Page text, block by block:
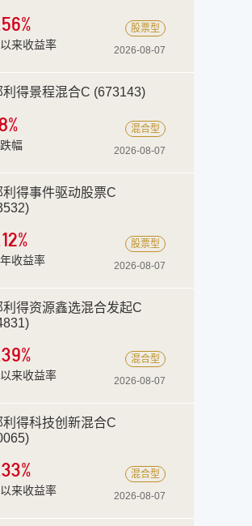
%
来收益率
股票型
2026-08-07
利得景程混合C (673143)
幅
混合型
2026-08-07
利得事件驱动股票C
%
收益率
股票型
2026-08-07
利得资源鑫选混合发起C
%
来收益率
混合型
2026-08-07
利得科技创新混合C
%
来收益率
混合型
2026-08-07